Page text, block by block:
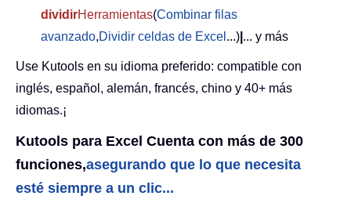
dividirHerramientas(Combinar filas
avanzado,Dividir celdas de Excel ...) ... y más
Use Kutools en su idioma preferido: compatible con
inglés, español, alemán, francés, chino y 40+ más
idiomas.¡
Kutools para Excel Cuenta con más de 300
funciones,asegurando que lo que necesita
esté siempre a un clic...